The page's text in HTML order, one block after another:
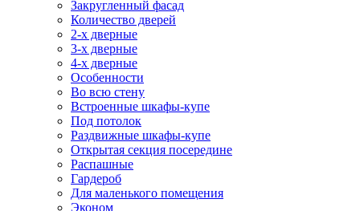
Закругленный фасад
Количество дверей
2-х дверные
3-х дверные
4-х дверные
Особенности
Во всю стену
Встроенные шкафы-купе
Под потолок
Раздвижные шкафы-купе
Открытая секция посередине
Распашные
Гардероб
Для маленького помещения
Эконом